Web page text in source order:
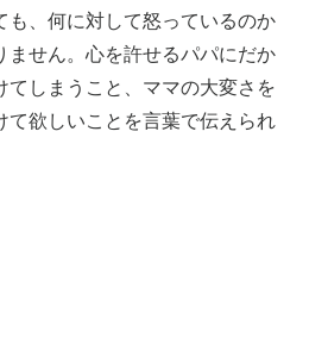
も、何に対して怒っているのか
ません。心を許せるパパにだか
てしまうこと、ママの大変さを
て欲しいことを言葉で伝えられ